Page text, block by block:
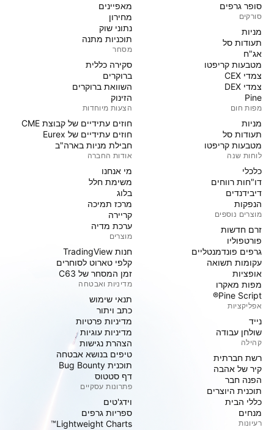
סופר גרפים
סורקים
מניות‏
תעודות סל
אג"ח
מטבעות קריפטו
צמדי CEX
צמדי DEX
Pine
מפות חום
מניות‏
תעודות סל
מטבעות קריפטו
לוחות שנה
כלכלי
דו"חות רווחים
דיבידנדים
הנפקות
מוצרים נוספים
זרם חדשות
פורטפוליו
גרפים פונדמנטליים
עקומות תשואה
אופציות
מפות מאקרו
Pine Script®
אפליקציות
נייד
שולחן עבודה
קהילה
רשת חברתית
קיר של אהבה
הפנה חבר
תוכנית היוצרים
כללי הבית
מנחים
רעיונות
מאפיינים
מחירון
נתוני שוק
תוכניות מתנה
מסחר
סקירה כללית
ברוקרים
השוואת ברוקרים
הזינוק
הצעות מיוחדות
חוזים עתידיים של קבוצת CME
חוזים עתידיים של Eurex
חבילת מניות בארה"ב
אודות החברה
מי אנחנו
משימת חלל
בלוג
מרכז תמיכה
קריירה
ערכת מדיה
מוצרים
חנות TradingView
קלפי טארוט לסוחרים
זמן המסחר של C63
מדיניות ואבטחה
תנאי שימוש
כתב ויתור
מדיניות פרטיות
מדיניות עוגיות
הצהרת נגישות
טיפים בנושא אבטחה
תוכנית Bug Bounty
דף סטטוס
פתרונות עסקיים
וידג'טים
ספריות גרפים
Lightweight Charts™